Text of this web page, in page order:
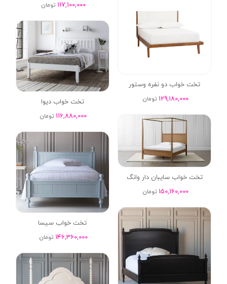
117,100,000 تومان
تخت خواب دو نفره وستور
129,180,000 تومان
تخت خواب دیوا
116,880,000 تومان
تخت خواب سایبان دار وانگ
150,160,000 تومان
تخت خواب سیسا
146,360,000 تومان